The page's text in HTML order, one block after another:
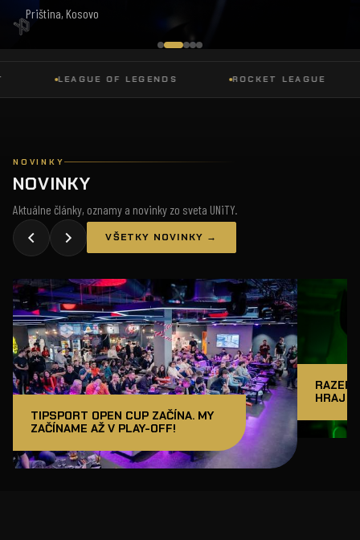
Priština, Kosovo
LEAGUE OF LEGENDS ROCKET LEAGUE
NOVINKY
NOVINKY
Aktuálne články, oznamy a novinky zo sveta UNiTY.
VŠETKY NOVINKY →
TIPSPORT OPEN CUP ZAČÍNA. MY
ZAČÍNAME AŽ V PLAY-OFF!
RAZER
HRAJ